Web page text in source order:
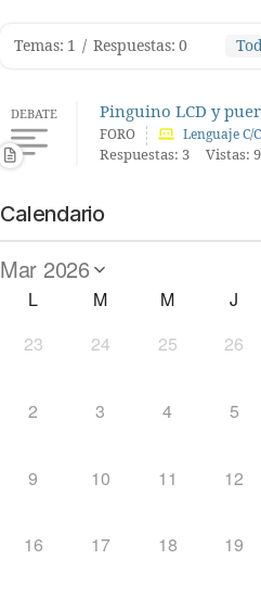
Temas: 1 / Respuestas: 0
DEBATE Pinguino LCD y
FORO Lenguaje C/
Respuestas: 3 Vistas:
Calendario
L M M J
23
24 25 26
2 3 4 5
9 10 11 12
16 17 18 19